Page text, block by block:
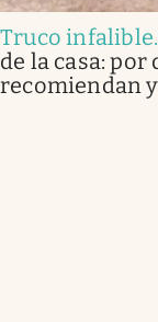
Truco infalible.
de la casa: por
recomiendan